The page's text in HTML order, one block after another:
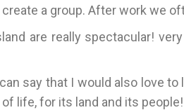
a group. After work we
are really spectacular!
say that I would also love
life, for its land and its